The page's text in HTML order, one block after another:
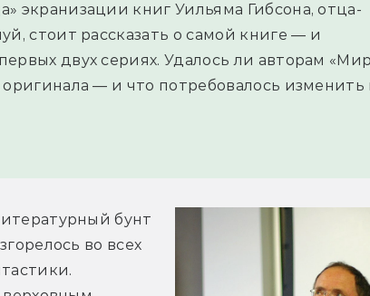
экранизации книг Уильяма Гибсона, отца-
стоит рассказать о самой книге — и
двух сериях. Удалось ли авторам
— и что потребовалось изменить
бунт
во всех